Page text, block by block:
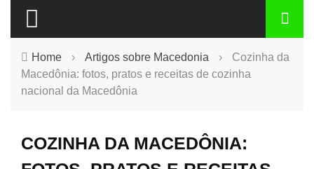
Home › Artigos sobre Macedonia ›
Cozinha da
Macedônia: fotos, pratos e receitas de cozinha
nacional da Macedônia
COZINHA DA MACEDÔNIA: